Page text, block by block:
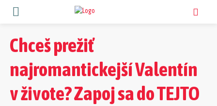
Chceš prežiť
najromantickejší Valentín
v živote? Zapoj sa do TEJTO